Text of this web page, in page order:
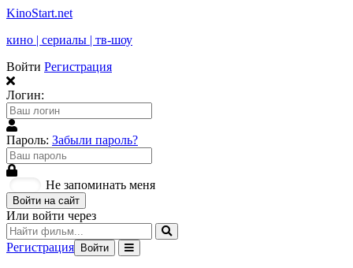
KinoStart.net
кино | сериалы | тв-шоу
Войти Регистрация
Логин:
Пароль: Забыли пароль?
Не запоминать меня
Войти на сайт
Или войти через
Регистрация Войти